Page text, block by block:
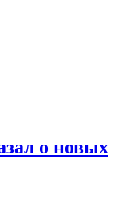
о новых